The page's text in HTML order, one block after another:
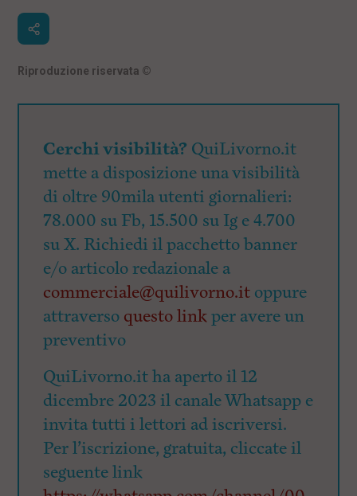
Riproduzione riservata ©
Cerchi visibilità? QuiLivorno.it
mette a disposizione una visibilità
di oltre 90mila utenti giornalieri:
78.000 su Fb, 15.500 su Ig e 4.700
su X. Richiedi il pacchetto banner
e/o articolo redazionale a
commerciale@quilivorno.it oppure
attraverso questo linkper avere un
preventivo
QuiLivorno.it ha aperto il 12
dicembre 2023 il canale Whatsapp e
invita tutti i lettori ad iscriversi.
Per l’iscrizione, gratuita, cliccate il
seguente link